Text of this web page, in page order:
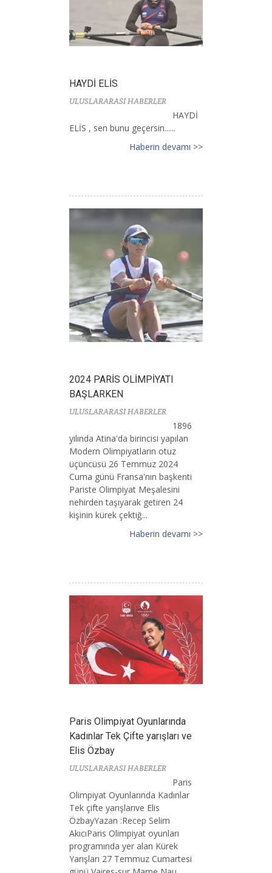
HAYDİ ELİS
ULUSLARARASI HABERLER
HAYDİ
ELİS , sen bunu geçersin......
Haberin devamı >>
2024 PARİS OLİMPİYATI
BAŞLARKEN
ULUSLARARASI HABERLER
1896
yılında Atina'da birincisi yapılan
Modern Olimpiyatların otuz
üçüncüsü 26 Temmuz 2024
Cuma günü Fransa'nın başkenti
Pariste Olimpiyat Meşalesini
nehirden taşıyarak getiren 24
kişinin kürek çektiğ...
Haberin devamı >>
Paris Olimpiyat Oyunlarında
Kadınlar Tek Çifte yarışları ve
Elis Özbay
ULUSLARARASI HABERLER
Paris
Olimpiyat Oyunlarında Kadınlar
Tek çifte yarışlarıve Elis
ÖzbayYazan :Recep Selim
AkıcıParis Olimpiyat oyunları
programında yer alan Kürek
Yarışları 27 Temmuz Cumartesi